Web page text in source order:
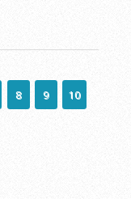
8 9 10